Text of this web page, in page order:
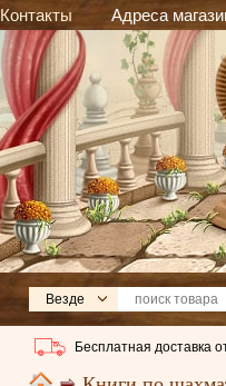
Контакты Адреса
Везде
Бесплатная доставка